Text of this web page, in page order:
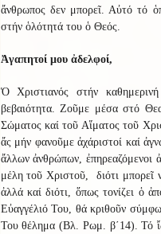
ἄνθρωπος δεν μπορεῖ. Αὐτό τό
στήν ὁλότητά του ὁ Θεός.
Ἀγαπητοί μου ἀδελφοί,
Ὁ Χριστιανός στήν
βεβαιότητα. Ζοῦμε μέσα στό
Σώματος καί τοῦ Αἵματος τοῦ
ἄς μήν φανοῦμε ἀχάριστοί καί
ἄλλων ἀνθρώπων, ἐπηρεαζόμενοι
μέλη τοῦ Χριστοῦ, διότι μπορεῖ
ἀλλά καί διότι, ὅπως τονίζει ὁ
Εὐαγγέλιό Του, θά κριθοῦν
Του θέλημα (Βλ. Ρωμ. β΄14). Τό